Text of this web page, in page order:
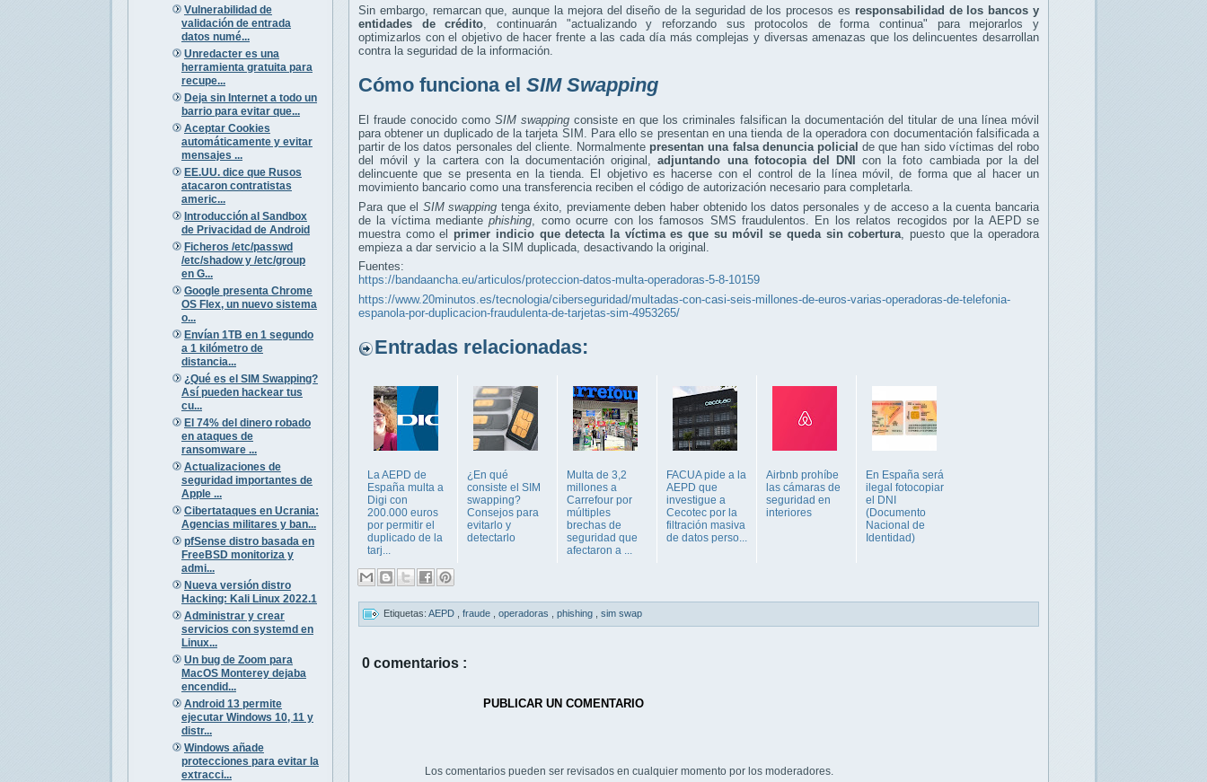
Vulnerabilidad de
validación de entrada
datos numé...
Unredacter es una
herramienta gratuita para
recupe...
Deja sin Internet a todo un
barrio para evitar que...
Aceptar Cookies
automáticamente y evitar
mensajes ...
EE.UU. dice que Rusos
atacaron contratistas
americ...
Introducción al Sandbox
de Privacidad de Android
Ficheros /etc/passwd
/etc/shadow y /etc/group
en G...
Google presenta Chrome
OS Flex, un nuevo sistema
o...
Envían 1TB en 1 segundo
a 1 kilómetro de
distancia...
¿Qué es el SIM Swapping?
Así pueden hackear tus
cu...
El 74% del dinero robado
en ataques de
ransomware ...
Actualizaciones de
seguridad importantes de
Apple ...
Cibertataques en Ucrania:
Agencias militares y ban...
pfSense distro basada en
FreeBSD monitoriza y
admi...
Nueva versión distro
Hacking: Kali Linux 2022.1
Administrar y crear
servicios con systemd en
Linux...
Un bug de Zoom para
MacOS Monterey dejaba
encendid...
Android 13 permite
ejecutar Windows 10, 11 y
distr...
Windows añade
protecciones para evitar la
extracci...
Sin embargo, remarcan que, aunque la mejora del diseño de la seguridad de los procesos es responsabilidad de los bancos y
entidades de crédito , continuarán "actualizando y reforzando sus protocolos de forma continua" para mejorarlos y
optimizarlos con el objetivo de hacer frente a las cada día más complejas y diversas amenazas que los delincuentes desarrollan
contra la seguridad de la información.
Cómo funciona el SIM Swapping
El fraude conocido como SIM swapping consiste en que los criminales falsifican la documentación del titular de una línea móvil
para obtener un duplicado de la tarjeta SIM. Para ello se presentan en una tienda de la operadora con documentación falsificada a
partir de los datos personales del cliente. Normalmente presentan una falsa denuncia policial de que han sido víctimas del robo
del móvil y la cartera con la documentación original,adjuntando una fotocopia del DNI
con la foto cambiada por la del
delincuente que se presenta en la tienda. El objetivo es hacerse con el control de la línea móvil, de forma que al hacer un
movimiento bancario como una transferencia reciben el código de autorización necesario para completarla.
Para que el SIM swapping tenga éxito, previamente deben haber obtenido los datos personales y de acceso a la cuenta bancaria
de la víctima mediantephishing , como ocurre con los famosos SMS fraudulentos. En los relatos recogidos por la AEPD se
muestra como el primer indicio que detecta la víctima es que su móvil se queda sin cobertura , puesto que la operadora
empieza a dar servicio a la SIM duplicada, desactivando la original.
Fuentes:
https://bandaancha.eu/articulos/proteccion-datos-multa-operadoras-5-8-10159
https://www.20minutos.es/tecnologia/ciberseguridad/multadas-con-casi-seis-millones-de-euros-varias-operadoras-de-telefonia-
espanola-por-duplicacion-fraudulenta-de-tarjetas-sim-4953265/
Entradas relacionadas:
La AEPD de
España multa a
Digi con
200.000 euros
por permitir el
duplicado de la
tarj...
¿En qué
consiste el SIM
swapping?
Consejos para
evitarlo y
detectarlo
Multa de 3,2
millones a
Carrefour por
múltiples
brechas de
seguridad que
afectaron a ...
FACUA pide a la
AEPD que
investigue a
Cecotec por la
filtración masiva
de datos perso...
Airbnb prohíbe
las cámaras de
seguridad en
interiores
En España será
ilegal fotocopiar
el DNI
(Documento
Nacional de
Identidad)
Etiquetas: AEPD fraude operadoras phishing sim swap
0 comentarios :
PUBLICAR UN COMENTARIO
Los comentarios pueden ser revisados en cualquier momento por los moderadores.